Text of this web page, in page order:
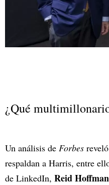
¿Qué
Un análisis de Forbes
respaldan a Harris, entre
de LinkedIn, Reid Hoffman